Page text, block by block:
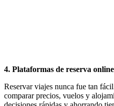
4. Plataformas de reserva
Reservar viajes nunca fue tan
comparar precios, vuelos y